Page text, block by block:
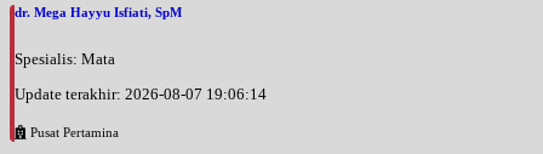
dr. Mega Hayyu Isfiati, SpM
Spesialis: Mata
Update terakhir: 2026-08-07 19:06:14
Pusat Pertamina